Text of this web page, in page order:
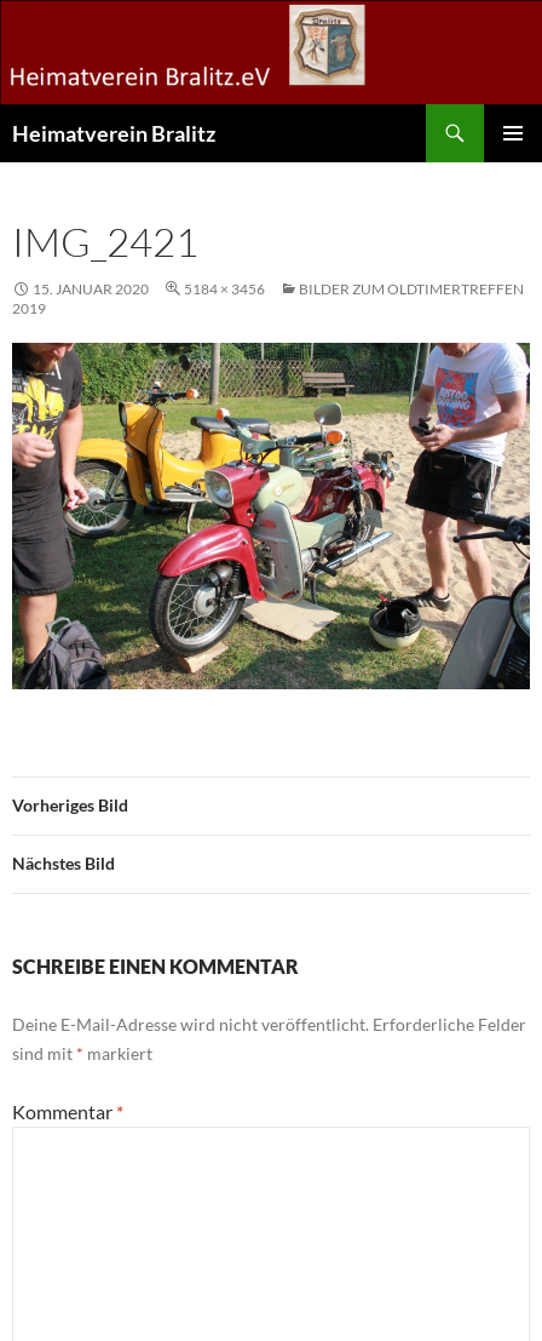
springen
Heimatverein Bralitz
IMG_2421
15. JANUAR 2020 5184 × 3456
BILDER ZUM OLDTIMERTREFFEN
2019
Vorheriges Bild
Nächstes Bild
SCHREIBE EINEN KOMMENTAR
Deine E-Mail-Adresse wird nicht veröffentlicht. Erforderliche Felder
sind mit * markiert
Kommentar *